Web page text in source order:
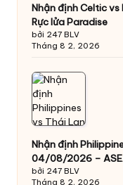
Nhận định Celtic
Rực lửa Paradise
bởi 247 BLV
Tháng 8 2, 2026
Nhận định
04/08/2026 –
bởi 247 BLV
Tháng 8 2, 2026